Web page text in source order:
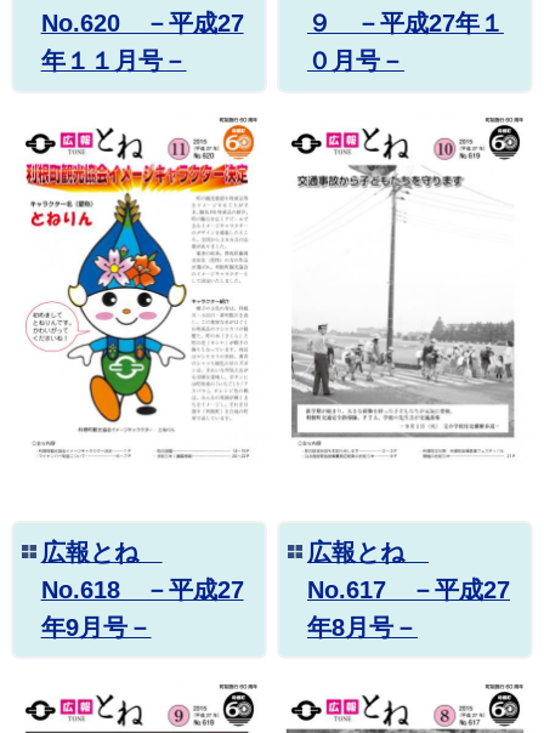
No.620 －平成27
年１１月号－
９ －平成27年１
０月号－
広報とね
No.618 －平成27
年9月号－
広報とね
No.617 －平成27
年8月号－